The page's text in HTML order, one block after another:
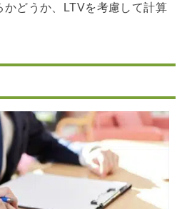
どうか、LTVを考慮して計算